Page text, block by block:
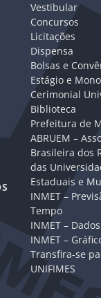
Vestibular
Concursos
Licitações
Dispensa
Bolsas e
Estágio e
Cerimonial
Biblioteca
Prefeitura de
ABRUEM –
Brasileira dos
das
Estaduais e
INMET –
Tempo
INMET – Dados
INMET –
Transfira-se
UNIFIMES